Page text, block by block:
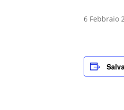
6 Febbraio